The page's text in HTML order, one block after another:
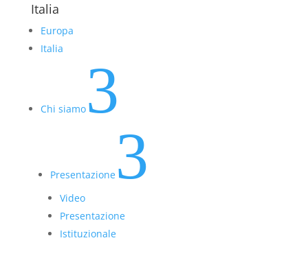
Italia
Europa
Italia
Chi siamo3
Presentazione3
Video
Presentazione
Istituzionale